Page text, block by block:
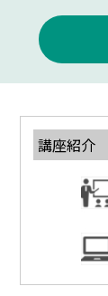
講座紹介